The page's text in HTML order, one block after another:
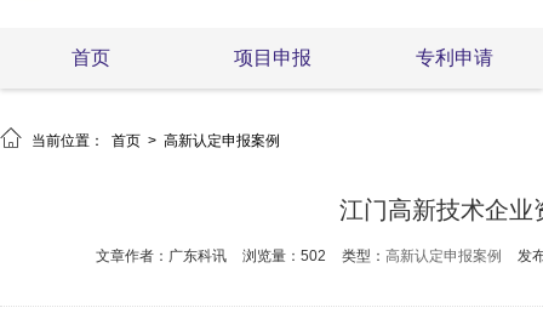
首页 项目申报 专利申请
 当前位置： 首页 > 高新认定申报案例
江门高新技术企业
文章作者：广东科讯 浏览量：502 类型： 高新认定申报案例 发